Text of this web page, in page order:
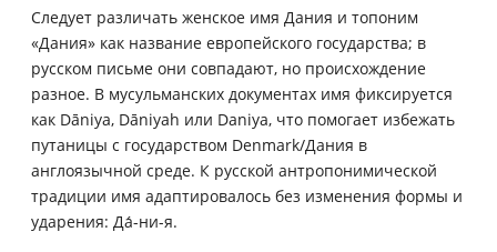
Следует различать женское имя Дания и топоним
«Дания» как название европейского государства; в
русском письме они совпадают, но происхождение
разное. В мусульманских документах имя фиксируется
как Dāniya, Dāniyah или Daniya, что помогает избежать
путаницы с государством Denmark/Дания в
англоязычной среде. К русской антропонимической
традиции имя адаптировалось без изменения формы и
ударения: Да́-ни-я.